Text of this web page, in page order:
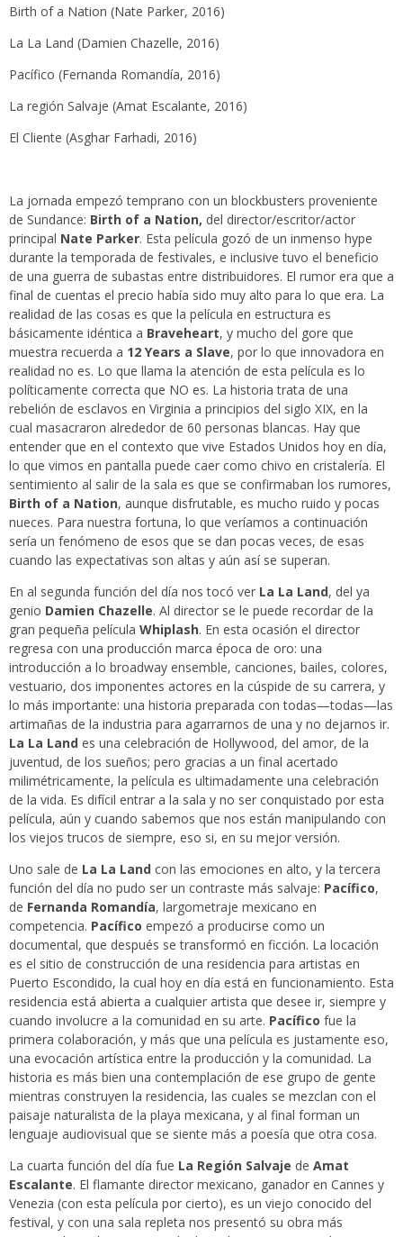
Birth of a Nation (Nate Parker, 2016)
La La Land (Damien Chazelle, 2016)
Pacífico (Fernanda Romandía, 2016)
La región Salvaje (Amat Escalante, 2016)
El Cliente (Asghar Farhadi, 2016)
La jornada empezó temprano con un blockbusters proveniente
de Sundance: Birth of a Nation, del director/escritor/actor
principal Nate Parker. Esta película gozó de un inmenso hype
durante la temporada de festivales, e inclusive tuvo el beneficio
de una guerra de subastas entre distribuidores. El rumor era que a
final de cuentas el precio había sido muy alto para lo que era. La
realidad de las cosas es que la película en estructura es
básicamente idéntica a Braveheart, y mucho del gore que
muestra recuerda a 12 Years a Slave, por lo que innovadora en
realidad no es. Lo que llama la atención de esta película es lo
políticamente correcta que NO es. La historia trata de una
rebelión de esclavos en Virginia a principios del siglo XIX, en la
cual masacraron alrededor de 60 personas blancas. Hay que
entender que en el contexto que vive Estados Unidos hoy en día,
lo que vimos en pantalla puede caer como chivo en cristalería. El
sentimiento al salir de la sala es que se confirmaban los rumores,
Birth of a Nation, aunque disfrutable, es mucho ruido y pocas
nueces. Para nuestra fortuna, lo que veríamos a continuación
sería un fenómeno de esos que se dan pocas veces, de esas
cuando las expectativas son altas y aún así se superan.
En al segunda función del día nos tocó ver La La Land, del ya
genio Damien Chazelle. Al director se le puede recordar de la
gran pequeña película Whiplash. En esta ocasión el director
regresa con una producción marca época de oro: una
introducción a lo broadway ensemble, canciones, bailes, colores,
vestuario, dos imponentes actores en la cúspide de su carrera, y
lo más importante: una historia preparada con todas—todas—las
artimañas de la industria para agarrarnos de una y no dejarnos ir.
La La Land es una celebración de Hollywood, del amor, de la
juventud, de los sueños; pero gracias a un final acertado
milimétricamente, la película es ultimadamente una celebración
de la vida. Es difícil entrar a la sala y no ser conquistado por esta
película, aún y cuando sabemos que nos están manipulando con
los viejos trucos de siempre, eso si, en su mejor versión.
Uno sale de La La Land con las emociones en alto, y la tercera
función del día no pudo ser un contraste más salvaje: Pacífico,
de Fernanda Romandía, largometraje mexicano en
competencia. Pacífico empezó a producirse como un
documental, que después se transformó en ficción. La locación
es el sitio de construcción de una residencia para artistas en
Puerto Escondido, la cual hoy en día está en funcionamiento. Esta
residencia está abierta a cualquier artista que desee ir, siempre y
cuando involucre a la comunidad en su arte. Pacífico fue la
primera colaboración, y más que una película es justamente eso,
una evocación artística entre la producción y la comunidad. La
historia es más bien una contemplación de ese grupo de gente
mientras construyen la residencia, las cuales se mezclan con el
paisaje naturalista de la playa mexicana, y al final forman un
lenguaje audiovisual que se siente más a poesía que otra cosa.
La cuarta función del día fue La Región Salvaje de Amat
Escalante. El flamante director mexicano, ganador en Cannes y
Venezia (con esta película por cierto), es un viejo conocido del
festival, y con una sala repleta nos presentó su obra más